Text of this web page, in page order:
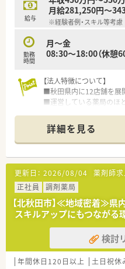
【求人情報について】
■年収は経験に応じて
賞与は年2回で計4ヶ月分
■各種手当として、通勤
円、家族手当、時間外手当
■昇給は年1回4月にあり
給与
月給281,250円～
※経験者例・スキル等考慮
勤務
時間
月～金
08:30～18:00（休憩
【法人特徴について】
■秋田県内に12店舗を展
■運営している薬局のほ
■地域住民に愛される薬
域柄から在宅訪問にも力
【店舗情報と応需状況につ
■秋田県北秋田市の中心
が、車で3分ほどの場所に
■応需科目は眼科メイン
の処方箋応需枚数でござ
■薬剤師2名体制で運営し
ため落ち着いた環境で勤
【募集背景と求める人物像
■増員による募集で、地
詳細を見る
更新日： 2026/08/04 薬剤師求
正社員
調剤薬局
【北秋田市】≪地域密着≫県
スキルアップにもつながる
検討
年間休日120日以上 土日祝休